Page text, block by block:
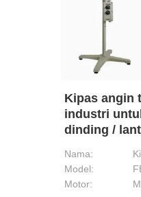
Kipas angin
industri
dinding /
Nama:
Model:
Motor: